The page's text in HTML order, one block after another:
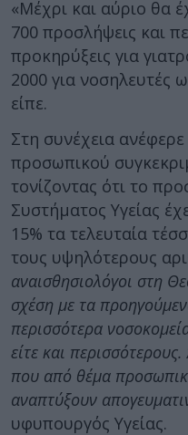
«Μέχρι και αύριο θα
700 προσλήψεις και
προκηρύξεις για
2000 για νοσηλευτές
είπε.
Στη συνέχεια
προσωπικού
τονίζοντας ότι το
Συστήματος Υγείας
15% τα τελευταία
τους υψηλότερους
αναισθησιολόγοι στη
σχέση με τα
περισσότερα
είτε και
που από θέμα
αναπτύξουν
υφυπουργός Υγείας.